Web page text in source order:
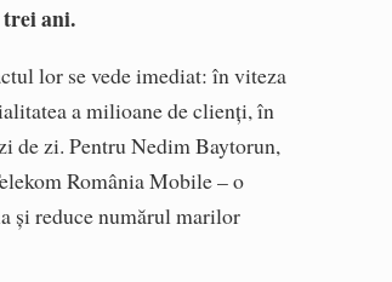
ani.
lor se vede imediat: în viteza
a milioane de clienți, în
de zi. Pentru Nedim Baytorun,
România Mobile – o
și reduce numărul marilor